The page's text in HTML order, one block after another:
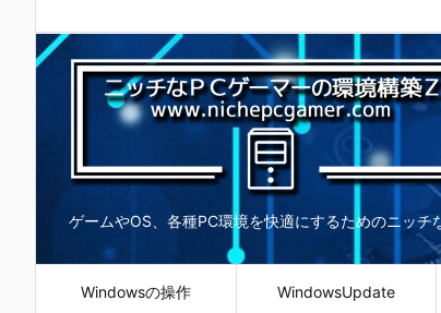
ゲームやOS、各種PC環境を快適にするためのニッチ
Windowsの操作 WindowsUpdate